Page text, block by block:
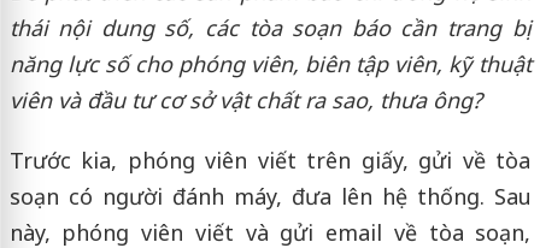
thái nội dung số, các tòa soạn báo cần trang bị
năng lực số cho phóng viên, biên tập viên, kỹ thuật
viên và đầu tư cơ sở vật chất ra sao, thưa ông?
Trước kia, phóng viên viết trên giấy, gửi về tòa
soạn có người đánh máy, đưa lên hệ thống. Sau
này, phóng viên viết và gửi email về tòa soạn,